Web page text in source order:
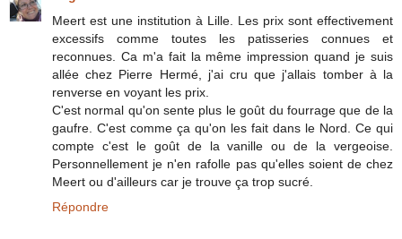
Meert est une institution à Lille. Les prix sont effectivement
excessifs comme toutes les patisseries connues et
reconnues. Ca m'a fait la même impression quand je suis
allée chez Pierre Hermé, j'ai cru que j'allais tomber à la
renverse en voyant les prix.
C'est normal qu'on sente plus le goût du fourrage que de la
gaufre. C'est comme ça qu'on les fait dans le Nord. Ce qui
compte c'est le goût de la vanille ou de la vergeoise.
Personnellement je n'en rafolle pas qu'elles soient de chez
Meert ou d'ailleurs car je trouve ça trop sucré.
Répondre